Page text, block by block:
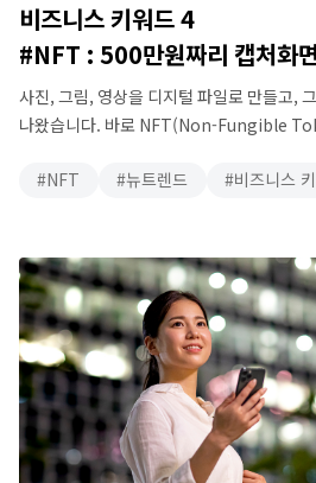
NFT 뉴트렌드 비즈니스
비즈니스 키워드 4
#NFT : 500만원짜리 캡처화
사진, 그림, 영상을 디지털 파일로 만들고,
나왔습니다. 바로 NFT(Non-Fungible
마련이었고 진품 여부는 ‘감정’ 이라는 절차
수 있습니다. 이 사진은 …